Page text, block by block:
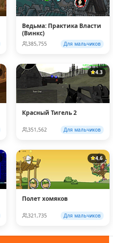
Ведьма: Практика Власти
(Винкс)
385,755 Для мальчиков
4.3
Красный Тигель 2
351,562 Для мальчиков
4.6
Полет хомяков
321,735 Для мальчиков